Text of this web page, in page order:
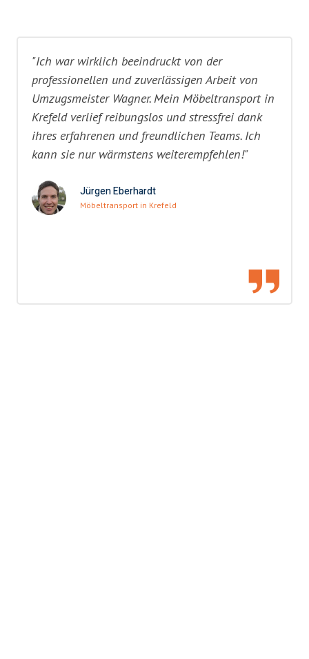
"Ich war wirklich beeindruckt von der
professionellen und zuverlässigen Arbeit von
Umzugsmeister Wagner. Mein Möbeltransport in
Krefeld verlief reibungslos und stressfrei dank
ihres erfahrenen und freundlichen Teams. Ich
kann sie nur wärmstens weiterempfehlen!"
Jürgen Eberhardt
Möbeltransport in Krefeld